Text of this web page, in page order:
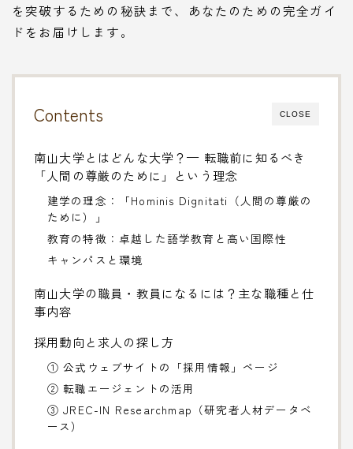
を突破するための秘訣まで、あなたのための完全ガイ
ドをお届けします。
CLOSE
Contents
南山大学とはどんな大学？— 転職前に知るべき
「人間の尊厳のために」という理念
建学の理念：「Hominis Dignitati（人間の尊厳の
ために）」
教育の特徴：卓越した語学教育と高い国際性
キャンパスと環境
南山大学の職員・教員になるには？主な職種と仕
事内容
採用動向と求人の探し方
① 公式ウェブサイトの「採用情報」ページ
② 転職エージェントの活用
③ JREC-IN Researchmap（研究者人材データベ
ース）